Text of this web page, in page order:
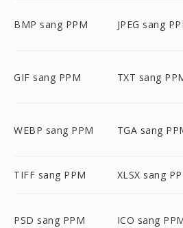
BMP sang PPM JPEG sang
GIF sang PPM TXT sang
WEBP sang PPM TGA sang
TIFF sang PPM XLSX sang
PSD sang PPM ICO sang